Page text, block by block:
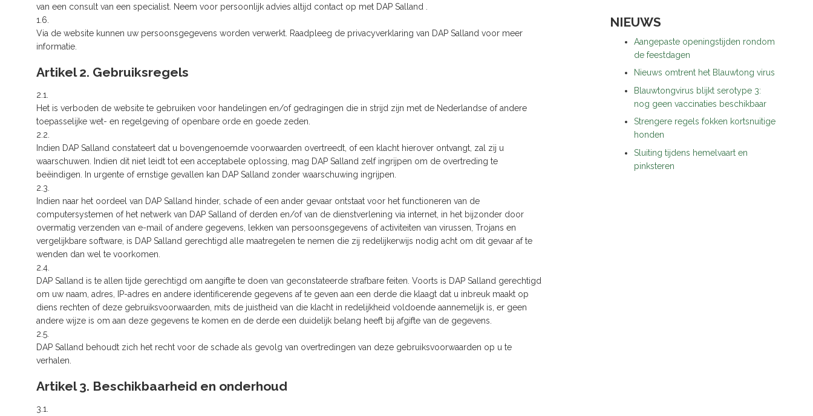
van een consult van een specialist. Neem voor persoonlijk advies altijd contact op met DAP Salland .
1.6.
Via de website kunnen uw persoonsgegevens worden verwerkt. Raadpleeg de privacyverklaring van DAP Salland voor meer
informatie.
Artikel 2. Gebruiksregels
2.1.
Het is verboden de website te gebruiken voor handelingen en/of gedragingen die in strijd zijn met de Nederlandse of andere
toepasselijke wet- en regelgeving of openbare orde en goede zeden.
2.2.
Indien DAP Salland constateert dat u bovengenoemde voorwaarden overtreedt, of een klacht hierover ontvangt, zal zij u
waarschuwen. Indien dit niet leidt tot een acceptabele oplossing, mag DAP Salland zelf ingrijpen om de overtreding te
beëindigen. In urgente of ernstige gevallen kan DAP Salland zonder waarschuwing ingrijpen.
2.3.
Indien naar het oordeel van DAP Salland hinder, schade of een ander gevaar ontstaat voor het functioneren van de
computersystemen of het netwerk van DAP Salland of derden en/of van de dienstverlening via internet, in het bijzonder door
overmatig verzenden van e-mail of andere gegevens, lekken van persoonsgegevens of activiteiten van virussen, Trojans en
vergelijkbare software, is DAP Salland gerechtigd alle maatregelen te nemen die zij redelijkerwijs nodig acht om dit gevaar af te
wenden dan wel te voorkomen.
2.4.
DAP Salland is te allen tijde gerechtigd om aangifte te doen van geconstateerde strafbare feiten. Voorts is DAP Salland gerechtigd
om uw naam, adres, IP-adres en andere identificerende gegevens af te geven aan een derde die klaagt dat u inbreuk maakt op
diens rechten of deze gebruiksvoorwaarden, mits de juistheid van die klacht in redelijkheid voldoende aannemelijk is, er geen
andere wijze is om aan deze gegevens te komen en de derde een duidelijk belang heeft bij afgifte van de gegevens.
2.5.
DAP Salland behoudt zich het recht voor de schade als gevolg van overtredingen van deze gebruiksvoorwaarden op u te
verhalen.
Artikel 3. Beschikbaarheid en onderhoud
3.1.
NIEUWS
Aangepaste openingstijden rondom
de feestdagen
Nieuws omtrent het Blauwtong virus
Blauwtongvirus blijkt serotype 3:
nog geen vaccinaties beschikbaar
Strengere regels fokken kortsnuitige
honden
Sluiting tijdens hemelvaart en
pinksteren